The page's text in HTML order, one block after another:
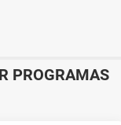
los juegos,
relacionados
PROGRAMAS